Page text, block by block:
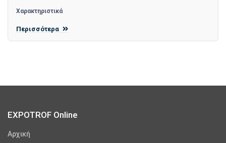
Χαρακτηριστικά
Περισσότερα
EXPOTROF Online
Αρχική